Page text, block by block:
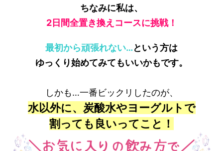
ちなみに私は、
2日間全置き換えコースに挑戦！
最初から頑張れない…という方は
ゆっくり始めてみてもいいかもです。
しかも…一番ビックリしたのが、
水以外に、炭酸水やヨーグルトで
割っても良いってこと！